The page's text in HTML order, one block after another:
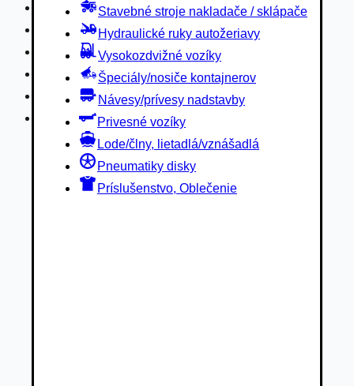
Stavebné stroje nakladače / sklápače
Hydraulické ruky autožeriavy
Vysokozdvižné vozíky
Špeciály/nosiče kontajnerov
Návesy/prívesy nadstavby
Privesné vozíky
Lode/člny, lietadlá/vznášadlá
Pneumatiky disky
Príslušenstvo, Oblečenie
Špeciály/nosiče kontajnerov
Návesy/prívesy nadstavby
Privesné vozíky
Lode/člny, lietadlá/vznášadlá
Pneumatiky disky
Príslušenstvo, Oblečenie